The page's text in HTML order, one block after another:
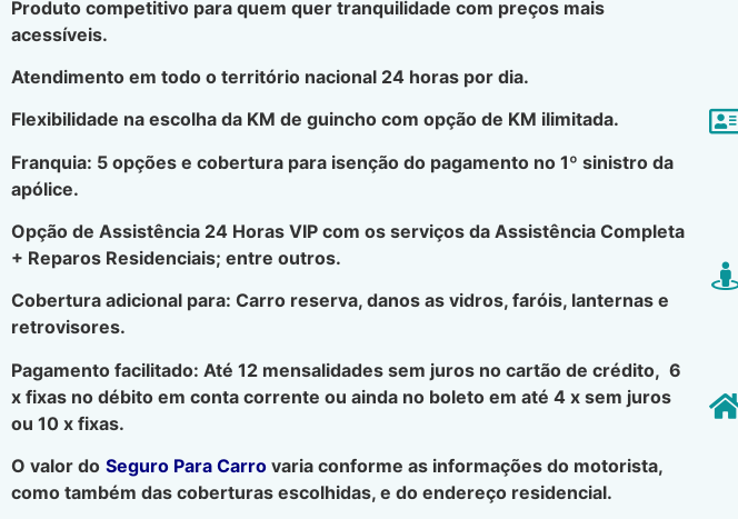
Produto competitivo para quem quer tranquilidade com preços mais
acessíveis.
Atendimento em todo o território nacional 24 horas por dia.
Flexibilidade na escolha da KM de guincho com opção de KM ilimitada.
Franquia: 5 opções e cobertura para isenção do pagamento no 1º sinistro da
apólice.
Opção de Assistência 24 Horas VIP com os serviços da Assistência Completa
+ Reparos Residenciais; entre outros.
Cobertura adicional para: Carro reserva, danos as vidros, faróis, lanternas e
retrovisores.
Pagamento facilitado: Até 12 mensalidades sem juros no cartão de crédito, 6
x fixas no débito em conta corrente ou ainda no boleto em até 4 x sem juros
ou 10 x fixas.
O valor do Seguro Para Carro varia conforme as informações do motorista,
como também das coberturas escolhidas, e do endereço residencial.